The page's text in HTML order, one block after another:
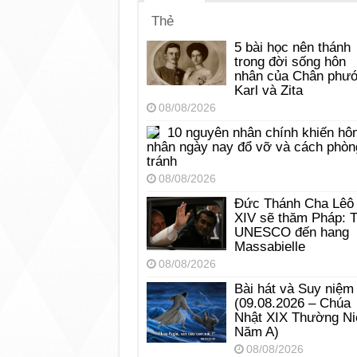
Thẻ
5 bài học nên thánh
trong đời sống hôn
nhân của Chân
Karl và Zita
08/08/2026
10 nguyên nhân chính khiến
nhân ngày nay đổ vỡ và cách
tránh
08/08/2026
Đức Thánh Cha Lêô
XIV sẽ thăm Pháp:
UNESCO đến hang
Massabielle
08/08/2026
Bài hát và Suy niệm
(09.08.2026 – Chúa
Nhật XIX Thường
Năm A)
08/08/2026